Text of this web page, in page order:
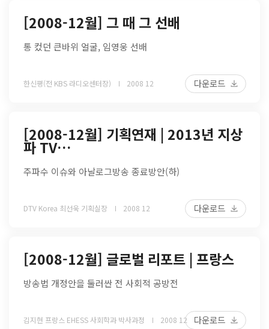
[2008-12월] 그 때 그 선배
통 컸던 큰바위 얼굴, 임영웅 선배
한신평(전 KBS 라디오센터장) 2008 12 다운로드
[2008-12월] 기획연재 | 2013년 지상
파 TV…
주파수 이슈와 아날로그방송 종료방안(하)
DTV Korea 최선욱 기획실장 2008 12 다운로드
[2008-12월] 글로벌 리포트 | 프랑스
방송법 개정안을 둘러싼 전 사회적 공방전
김지현 프랑스 EHESS 사회학과 박사과정 2008 12 다운로드